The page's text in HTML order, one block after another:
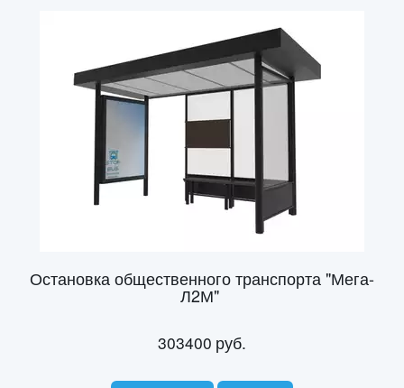
Остановка общественного транспорта "Мега-
Л2М"
303400 руб.